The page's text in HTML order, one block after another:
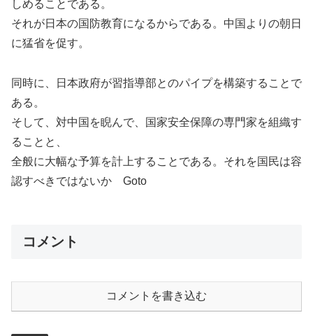
しめることである。
それが日本の国防教育になるからである。中国よりの朝日
に猛省を促す。
同時に、日本政府が習指導部とのパイプを構築することで
ある。
そして、対中国を睨んで、国家安全保障の専門家を組織す
ることと、
全般に大幅な予算を計上することである。それを国民は容
認すべきではないか Goto
コメント
コメントを書き込む